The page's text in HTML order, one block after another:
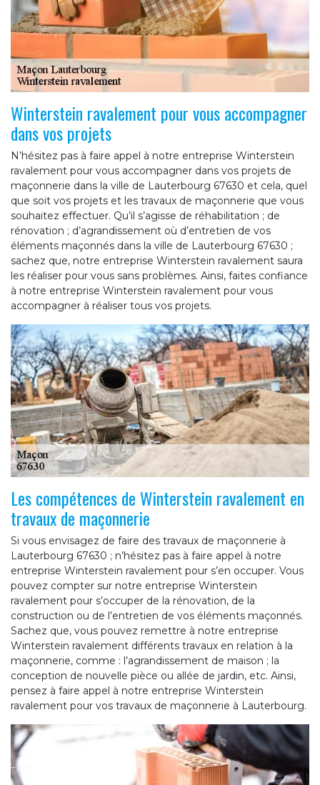
Winterstein ravalement pour vous accompagner
dans vos projets
N’hésitez pas à faire appel à notre entreprise Winterstein
ravalement pour vous accompagner dans vos projets de
maçonnerie dans la ville de Lauterbourg 67630 et cela, quel
que soit vos projets et les travaux de maçonnerie que vous
souhaitez effectuer. Qu’il s’agisse de réhabilitation ; de
rénovation ; d’agrandissement où d’entretien de vos
éléments maçonnés dans la ville de Lauterbourg 67630 ;
sachez que, notre entreprise Winterstein ravalement saura
les réaliser pour vous sans problèmes. Ainsi, faites confiance
à notre entreprise Winterstein ravalement pour vous
accompagner à réaliser tous vos projets.
Les compétences de Winterstein ravalement en
travaux de maçonnerie
Si vous envisagez de faire des travaux de maçonnerie à
Lauterbourg 67630 ; n’hésitez pas à faire appel à notre
entreprise Winterstein ravalement pour s’en occuper. Vous
pouvez compter sur notre entreprise Winterstein
ravalement pour s’occuper de la rénovation, de la
construction ou de l’entretien de vos éléments maçonnés.
Sachez que, vous pouvez remettre à notre entreprise
Winterstein ravalement différents travaux en relation à la
maçonnerie, comme : l’agrandissement de maison ; la
conception de nouvelle pièce ou allée de jardin, etc. Ainsi,
pensez à faire appel à notre entreprise Winterstein
ravalement pour vos travaux de maçonnerie à Lauterbourg.